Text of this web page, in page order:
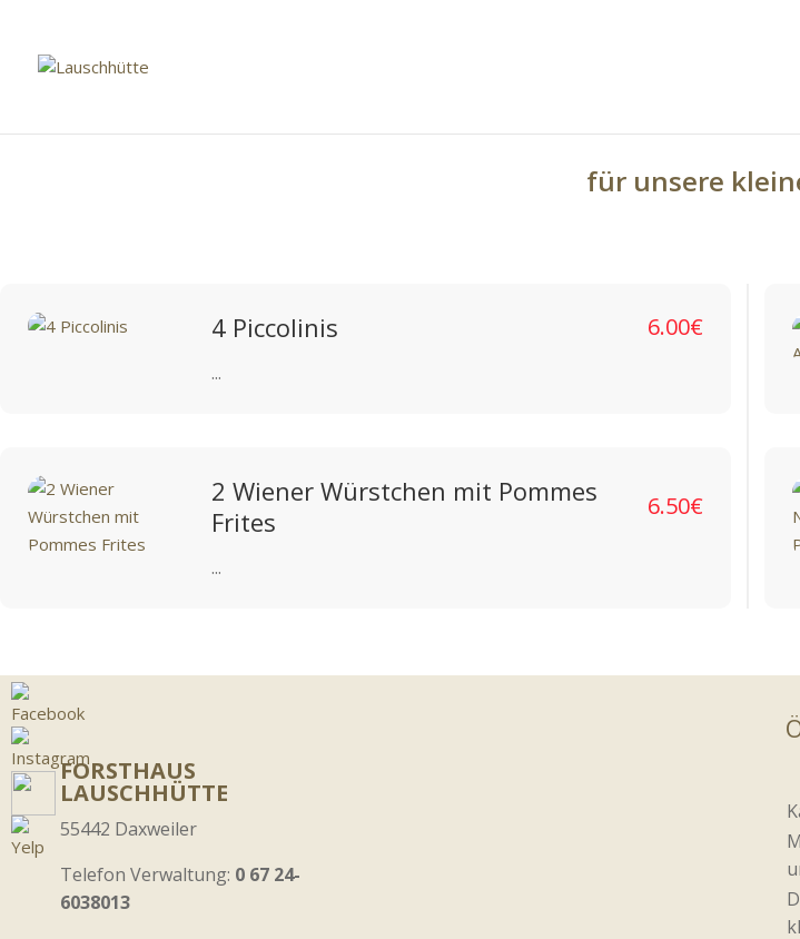
für unsere
4 Piccolinis 6.00€
...
2 Wiener Würstchen mit Pommes
Frites
6.50€
...
FORSTHAUS
LAUSCHHÜTTE
55442 Daxweiler
Telefon Verwaltung: 0 67 24-
6038013